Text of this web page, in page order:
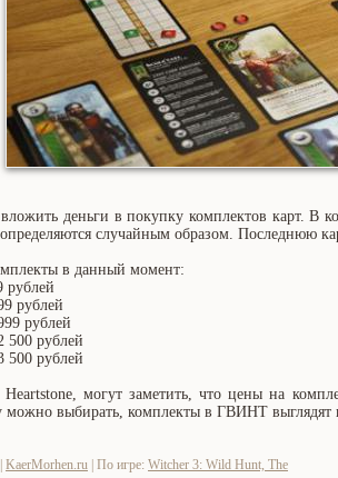
деньги в покупку комплектов карт. В
случайным образом. Последнюю
в данный момент:
рублей
рублей
рублей
500 рублей
500 рублей
Heartstone, могут заметить, что цены на
можно выбирать, комплекты в ГВИНТ выглядят
KaerMorhen.ru | По игре: Witcher 3: Wild Hunt, The